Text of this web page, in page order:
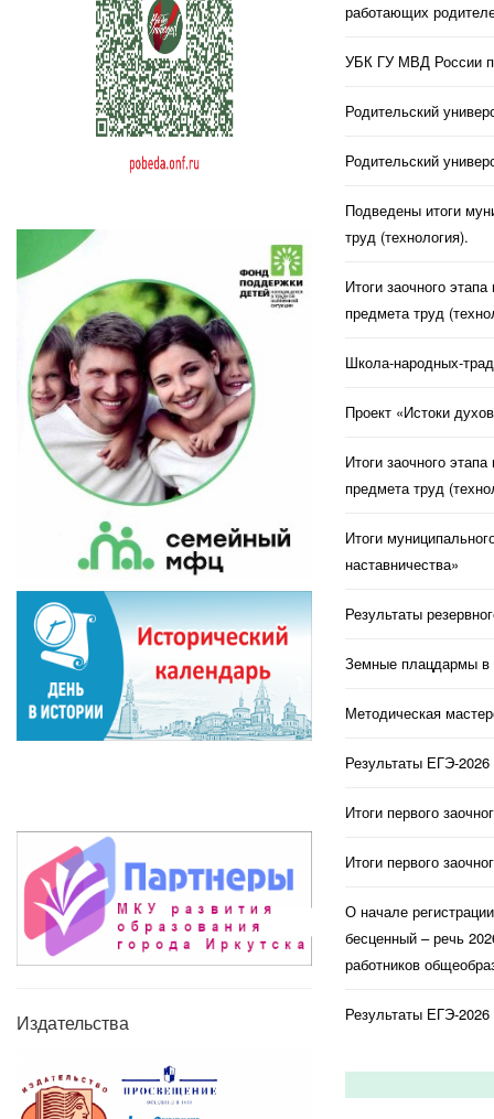
Издательства
работающих
УБК ГУ МВД России
Родительский
Родительский
Подведены итоги
труд (технология).
Итоги заочного
предмета труд
Школа-народных-
Проект «Истоки
Итоги заочного
предмета труд
Итоги
наставничества»
Результаты
Земные плацдармы в
Методическая
Результаты ЕГЭ-
Итоги первого
Итоги первого
О начале
бесценный – речь
работников
Результаты ЕГЭ-